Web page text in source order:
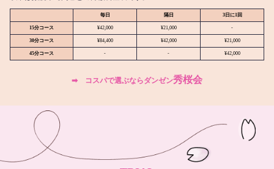
毎日 隔日 3日に1回
15分コース ¥42,000 ¥21,000 -
30分コース ¥84,400 ¥42,000 ¥21,000
45分コース - - ¥42,000
➡︎ コスパで選ぶならダンゼン秀桜会